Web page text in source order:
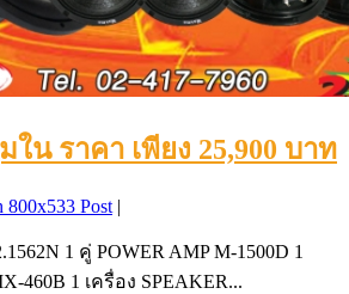
น ราคา เพียง 25,900 บาท
800x533 Post |
1 คู่ POWER AMP M-1500D 1
460B 1 เครื่อง SPEAKER...